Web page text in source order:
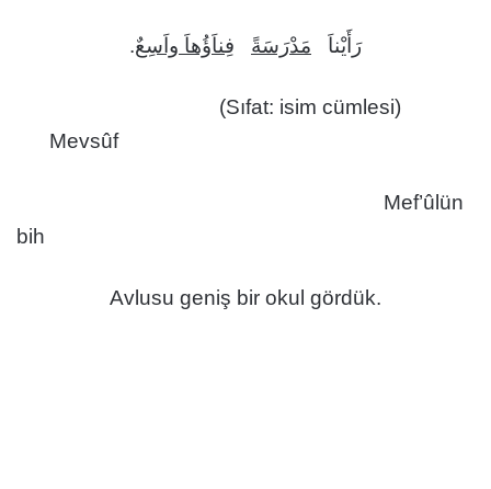
رَأَيْناَ مَدْرَسَةً فِناَؤُهاَ واَسِعٌ.
(Sıfat: isim cümlesi)
Mevsûf
Mef’ûlün
bih
Avlusu geniş bir okul gördük.